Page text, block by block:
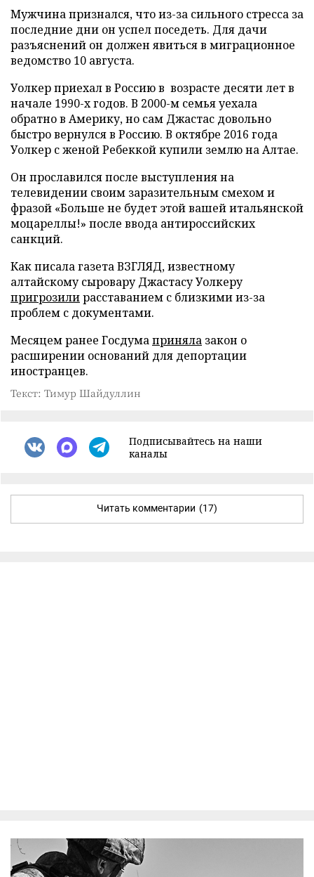
Мужчина признался, что из-за сильного стресса за
последние дни он успел поседеть. Для дачи
разъяснений он должен явиться в миграционное
ведомство 10 августа.
Уолкер приехал в Россию в возрасте десяти лет в
начале 1990-х годов. В 2000-м семья уехала
обратно в Америку, но сам Джастас довольно
быстро вернулся в Россию. В октябре 2016 года
Уолкер с женой Ребеккой купили землю на Алтае.
Он прославился после выступления на
телевидении своим заразительным смехом и
фразой «Больше не будет этой вашей итальянской
моцареллы!» после ввода антироссийских
санкций.
Как писала газета ВЗГЛЯД, известному
алтайскому сыровару Джастасу Уолкеру
пригрозилирасставанием с близкими из-за
проблем с документами.
Месяцем ранее Госдумаприняла закон о
расширении оснований для депортации
иностранцев.
Текст: Тимур Шайдуллин
Подписывайтесь на наши
каналы
Читать комментарии (17)